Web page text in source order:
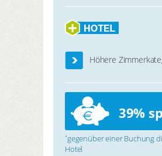
Höhere
39%
*gegenüber einer Buchung
Hotel